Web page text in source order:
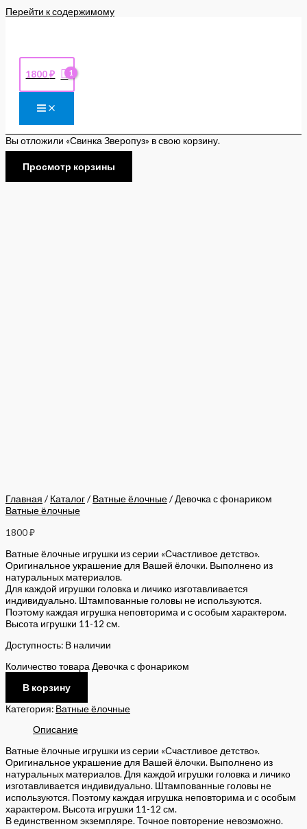
Перейти к содержимому
1800₽
Вы отложили «Свинка Зверопуз» в свою корзину.
Просмотр корзины
Главная / Каталог/ Ватные ёлочные/ Девочка с фонариком
Ватные ёлочные
1800₽
Ватные ёлочные игрушки из серии «Счастливое детство».
Оригинальное украшение для Вашей ёлочки. Выполнено из
натуральных материалов.
Для каждой игрушки головка и личико изготавливается
индивидуально. Штампованные головы не используются.
Поэтому каждая игрушка неповторима и с особым характером.
Высота игрушки 11-12 см.
Доступность: В наличии
Количество товара Девочка с фонариком
В корзину
Категория: Ватные ёлочные
Описание
Ватные ёлочные игрушки из серии «Счастливое детство».
Оригинальное украшение для Вашей ёлочки. Выполнено из
натуральных материалов. Для каждой игрушки головка и личико
изготавливается индивидуально. Штампованные головы не
используются. Поэтому каждая игрушка неповторима и с особым
характером. Высота игрушки 11-12 см.
В единственном экземпляре. Точное повторение невозможно.